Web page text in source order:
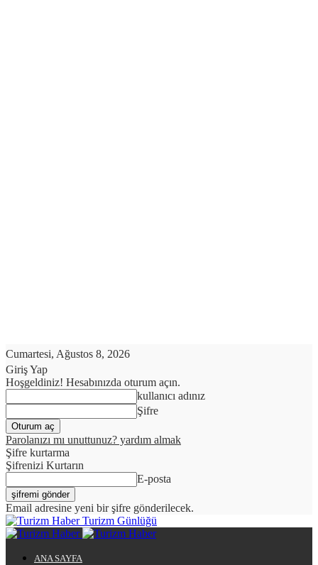
Cumartesi, Ağustos 8, 2026
Giriş Yap
Hoşgeldiniz! Hesabınızda oturum açın.
kullanıcı adınız
Şifre
Parolanızı mı unuttunuz? yardım almak
Şifre kurtarma
Şifrenizi Kurtarın
E-posta
Email adresine yeni bir şifre gönderilecek.
Turizm Günlüğü
ANA SAYFA